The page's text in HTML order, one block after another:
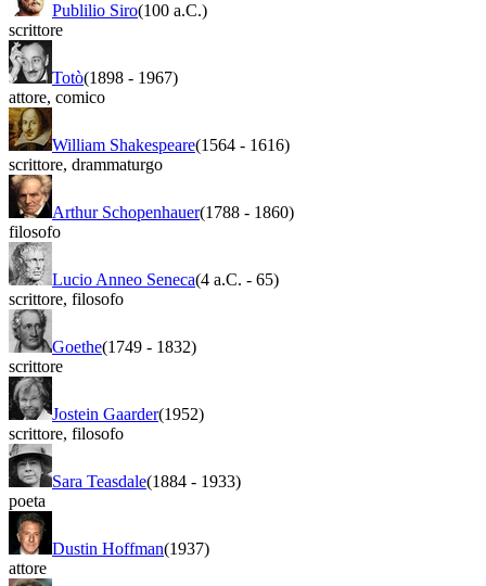
Publilio Siro(100 a.C.)
scrittore
Totò(1898 - 1967)
attore, comico
William Shakespeare(1564 - 1616)
scrittore, drammaturgo
Arthur Schopenhauer(1788 - 1860)
filosofo
Lucio Anneo Seneca(4 a.C. - 65)
scrittore, filosofo
Goethe(1749 - 1832)
scrittore
Jostein Gaarder(1952)
scrittore, filosofo
Sara Teasdale(1884 - 1933)
poeta
Dustin Hoffman(1937)
attore